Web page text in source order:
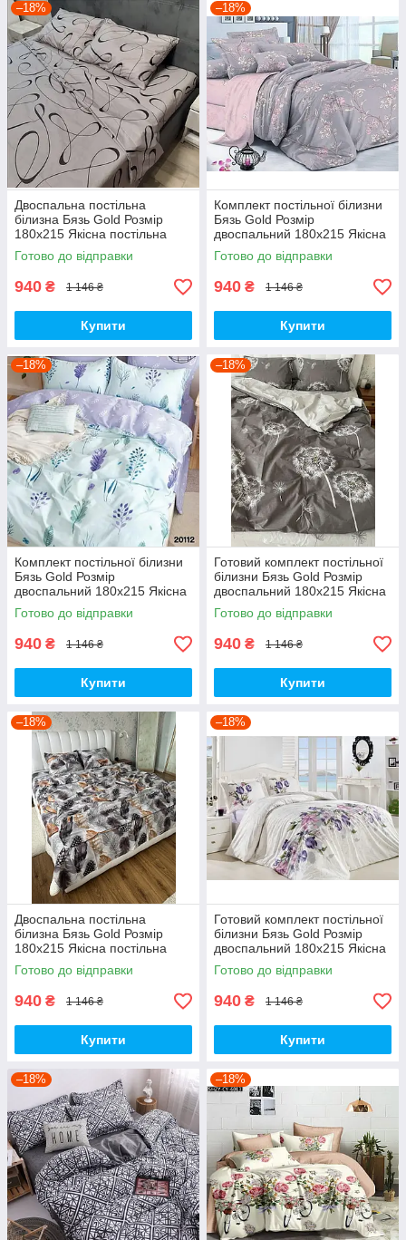
–18%
Двоспальна постільна
білизна Бязь Gold Розмір
180х215 Якісна постільна
білизна
Готово до відправки
940 ₴ 1 146 ₴
Купити
–18%
Комплект постільної білизни
Бязь Gold Розмір
двоспальний 180х215 Якісна
постільна білизна
Готово до відправки
940 ₴ 1 146 ₴
Купити
–18%
Комплект постільної білизни
Бязь Gold Розмір
двоспальний 180х215 Якісна
постільна білизна
Готово до відправки
940 ₴ 1 146 ₴
Купити
–18%
Готовий комплект постільної
білизни Бязь Gold Розмір
двоспальний 180х215 Якісна
постільна білизна
Готово до відправки
940 ₴ 1 146 ₴
Купити
–18%
Двоспальна постільна
білизна Бязь Gold Розмір
180х215 Якісна постільна
білизна
Готово до відправки
940 ₴ 1 146 ₴
Купити
–18%
Готовий комплект постільної
білизни Бязь Gold Розмір
двоспальний 180х215 Якісна
постільна білизна
Готово до відправки
940 ₴ 1 146 ₴
Купити
–18% –18%